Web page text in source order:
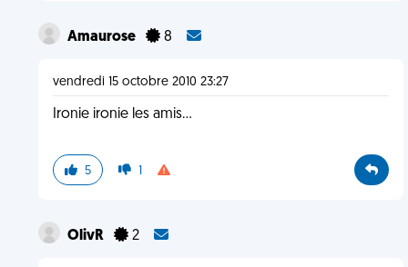
Amaurose 8
vendredi 15 octobre 2010 23:27
Ironie ironie les amis...
5 1
OlivR 2